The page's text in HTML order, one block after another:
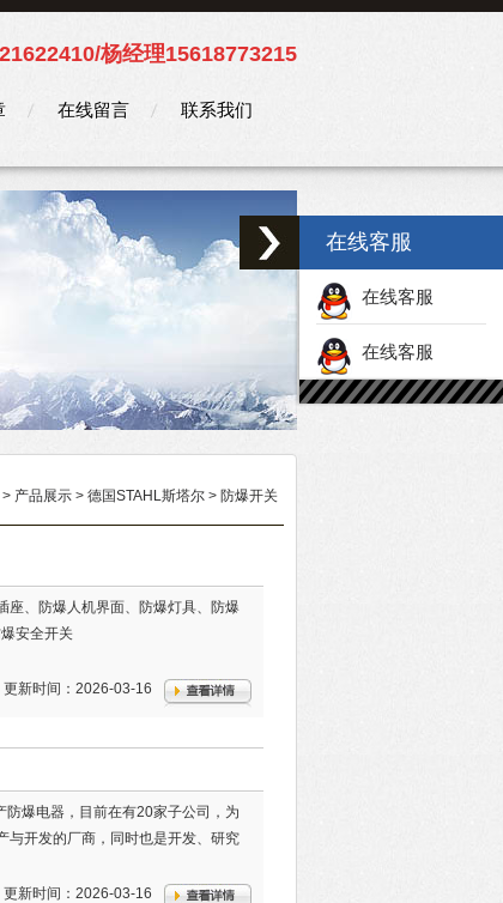
杨经理15618773215
在线留言 联系我们
> 产品展示 > 德国STAHL斯塔尔 > 防爆开关
座、防爆人机界面、防爆灯具、防爆
安全开关
更新时间：2026-03-16
爆电器，目前在有20家子公司，为
与开发的厂商，同时也是开发、研究
更新时间：2026-03-16
在线客服
在线客服
在线客服